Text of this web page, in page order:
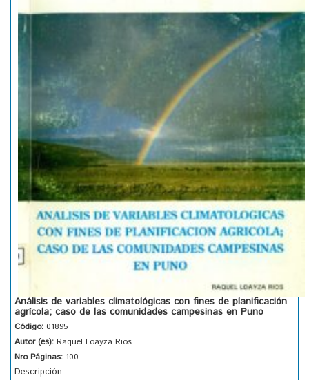
Análisis de variables climatológicas con fines de planificación
agrícola; caso de las comunidades campesinas en Puno
Código: 01895
Autor (es): Raquel Loayza Rios
Nro Páginas: 100
Descripción